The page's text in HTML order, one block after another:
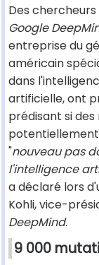
Des chercheurs
Google
entreprise du
américain
dans
artificielle, ont
prédisant si
potentiellement
"nouveau pas
l'intelligence
a déclaré lors
Kohli, vice-
DeepMind.
9 000